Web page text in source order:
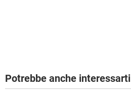
Potrebbe anche interessarti